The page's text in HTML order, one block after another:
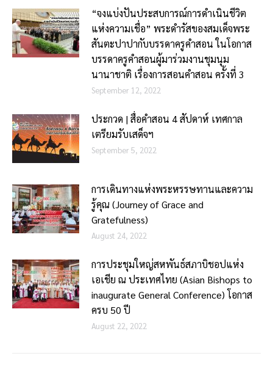
“จงแบ่งปันประสบการณ์การดำเนินชีวิต
แห่งความเชื่อ” พระดำรัสของสมเด็จพระ
สันตะปาปากับบรรดาครูคำสอน ในโอกาส
บรรดาครูคำสอนผู้มาร่วมงานชุมนุม
นานาชาติ เรื่องการสอนคำสอน ครั้งที่ 3
September 12, 2022
ประกวด | สื่อคำสอน 4 สัปดาห์ เทศกาล
เตรียมรับเสด็จฯ
September 5, 2022
การเดินทางแห่งพระหรรษทานและความ
รู้คุณ (Journey of Grace and
Gratefulness)
August 24, 2022
การประชุมใหญ่สหพันธ์สภาบิชอปแห่ง
เอเชีย ณ ประเทศไทย (Asian Bishops to
inaugurate General Conference) โอกาส
ครบ 50 ปี
August 22, 2022